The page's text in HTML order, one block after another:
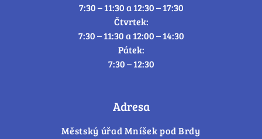
7:30 – 11:30 a 12:30 – 17:30
Čtvrtek:
7:30 – 11:30 a 12:00 – 14:30
Pátek:
7:30 – 12:30
Adresa
Městský úřad Mníšek pod Brdy